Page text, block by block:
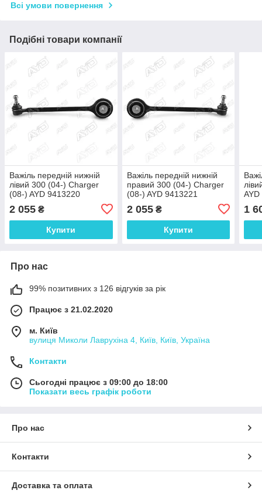
Всі умови повернення
Подібні товари компанії
Важіль передній нижній
лівий 300 (04-) Charger
(08-) AYD 9413220
2 055 ₴
Купити
Важіль передній нижній
правий 300 (04-) Charger
(08-) AYD 9413221
2 055₴
Купити
1
Про нас
99% позитивних з 126 відгуків за рік
Працює з 21.02.2020
м. Київ
вулиця Миколи Лаврухіна 4, Київ, Київ, Україна
Контакти
Сьогодні працює з 09:00 до 18:00
Показати весь графік роботи
Про нас
Контакти
Доставка та оплата